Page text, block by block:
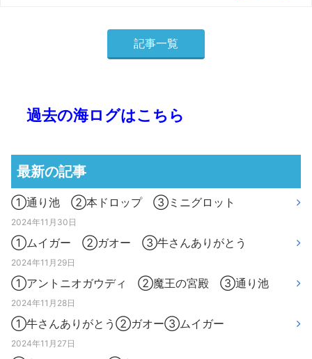
記事一覧
過去の海ログはこちら
最新の記事
①通り池 ②本ドロップ ③ミニグロット
2024年11月30日
①ムイガー ②ガオー ③牛さんありがとう
2024年11月29日
①アントニオガウディ ②魔王の宮殿 ③通り池
2024年11月28日
①牛さんありがとう②ガオー③ムイガー
2024年11月27日